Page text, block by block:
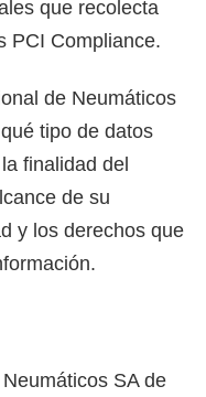
que recolecta
PCI Compliance.
de Neumáticos
tipo de datos
finalidad del
de su
y los derechos que
SA de